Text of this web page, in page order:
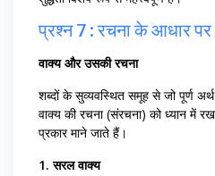
प्रश्न 7 : रचना के आधार
वाक्य और उसकी रचना
शब्दों के सुव्यवस्थित समूह से जो पूर्ण
वाक्य की रचना (संरचना) को ध्यान में
प्रकार माने जाते हैं।
1. सरल वाक्य